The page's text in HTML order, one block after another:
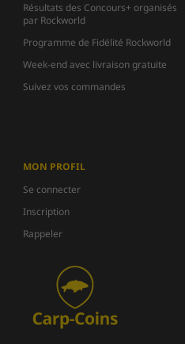
Résultats des Concours+ organisés
par Rockworld
Programme de Fidélité Rockworld
Week-end avec livraison gratuite
Suivez vos commandes
MON PROFIL
Se connecter
Inscription
Rappeler